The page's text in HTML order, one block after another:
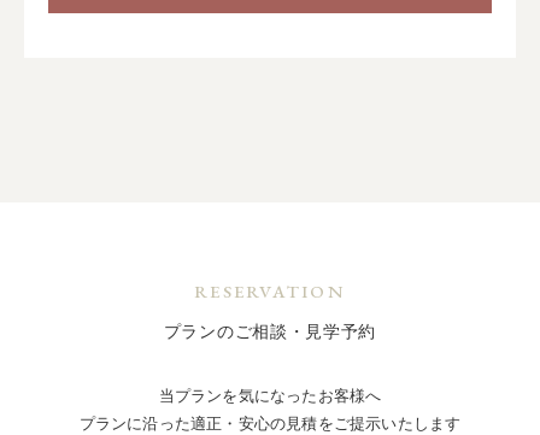
RESERVATION
プランのご相談・見学予約
当プランを気になったお客様へ
プランに沿った適正・安心の見積をご提示いたします